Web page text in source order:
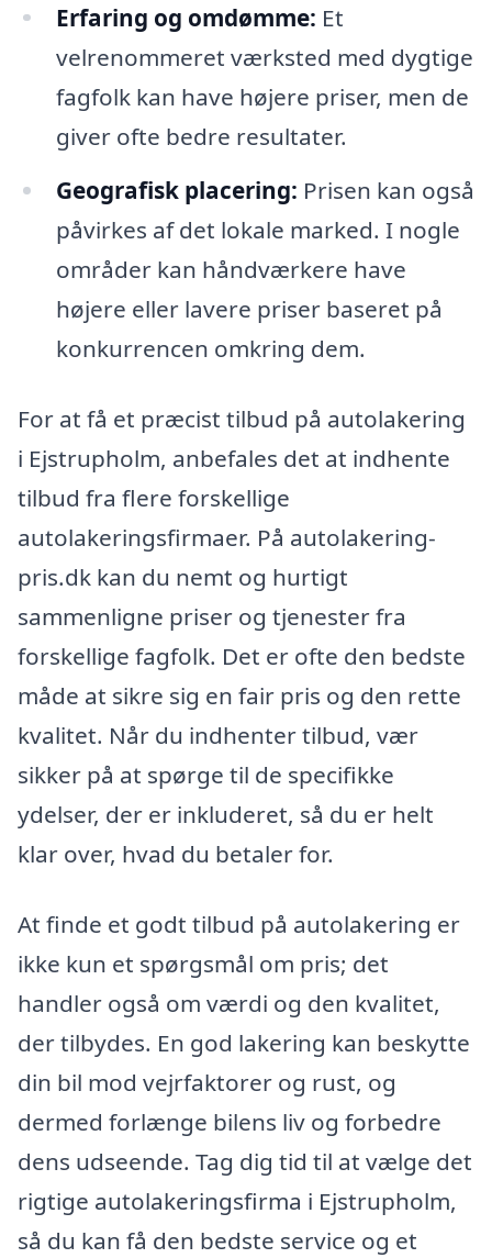
Erfaring og omdømme: Et
velrenommeret værksted med dygtige
fagfolk kan have højere priser, men de
giver ofte bedre resultater.
Geografisk placering: Prisen kan også
påvirkes af det lokale marked. I nogle
områder kan håndværkere have
højere eller lavere priser baseret på
konkurrencen omkring dem.
For at få et præcist tilbud på autolakering
i Ejstrupholm, anbefales det at indhente
tilbud fra flere forskellige
autolakeringsfirmaer. På autolakering-
pris.dk kan du nemt og hurtigt
sammenligne priser og tjenester fra
forskellige fagfolk. Det er ofte den bedste
måde at sikre sig en fair pris og den rette
kvalitet. Når du indhenter tilbud, vær
sikker på at spørge til de specifikke
ydelser, der er inkluderet, så du er helt
klar over, hvad du betaler for.
At finde et godt tilbud på autolakering er
ikke kun et spørgsmål om pris; det
handler også om værdi og den kvalitet,
der tilbydes. En god lakering kan beskytte
din bil mod vejrfaktorer og rust, og
dermed forlænge bilens liv og forbedre
dens udseende. Tag dig tid til at vælge det
rigtige autolakeringsfirma i Ejstrupholm,
så du kan få den bedste service og et